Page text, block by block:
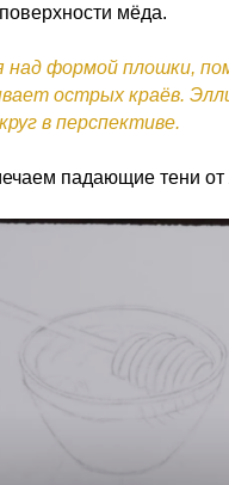
мёда.
над формой плошки,
острых краёв.
круг в перспективе.
падающие тени от